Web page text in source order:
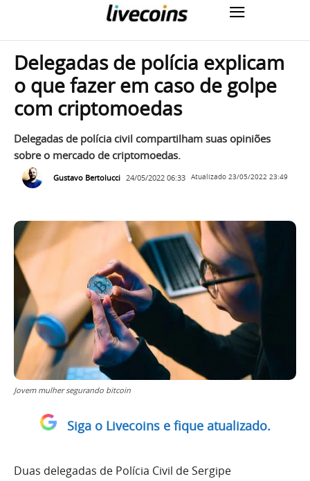
Delegadas de polícia explicam
o que fazer em caso de golpe
com criptomoedas
Delegadas de polícia civil compartilham suas opiniões
sobre o mercado de criptomoedas.
Gustavo Bertolucci 24/05/2022 06:33 Atualizado 23/05/2022 23:49
Jovem mulher segurando bitcoin
Siga o Livecoins e fique atualizado.
Duas delegadas de Polícia Civil de Sergipe